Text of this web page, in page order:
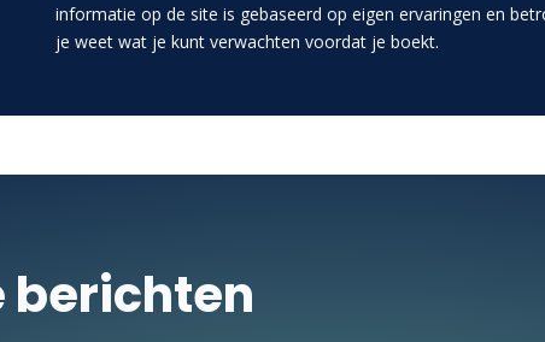
informatie op de site is gebaseerd op eigen ervaringen en
je weet wat je kunt verwachten voordat je boekt.
berichten